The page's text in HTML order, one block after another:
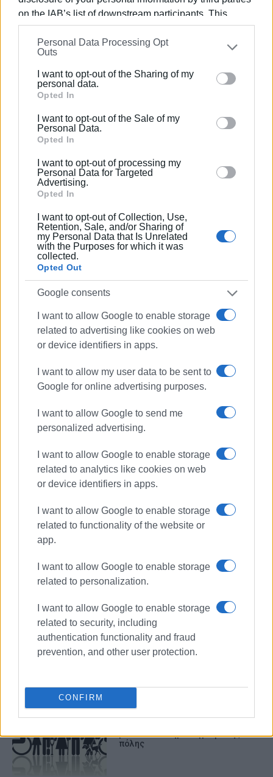
on the IAB’s list of downstream participants. This
information may also be disclosed by us to third parties
on theIAB’s List of Downstream Participants
that may
further disclose it to other third parties.
Please note that this website/app uses one or more
Google services and may gather and store information
behaviour. You may click to grant or deny consent to
Google and its third-party tags to use your data for
section.
Personal Data Processing Opt
Outs
I want to opt-out of the Sharing of my
personal data.
Opted In
I want to opt-out of the Sale of my
Personal Data.
Opted In
I want to opt-out of processing my
Personal Data for Targeted
Advertising.
Opted In
I want to opt-out of Collection, Use,
Retention, Sale, and/or Sharing of
my Personal Data that Is Unrelated
with the Purposes for which it was
collected.
Opted Out
Google consents
I want to allow Google to enable storage
related to advertising like cookies on web
or device identifiers in apps.
I want to allow my user data to be sent to
Google for online advertising purposes.
I want to allow Google to send me
personalized advertising.
I want to allow Google to enable storage
related to analytics like cookies on web
or device identifiers in apps.
I want to allow Google to enable storage
related to functionality of the website or
app.
I want to allow Google to enable storage
related to personalization.
I want to allow Google to enable storage
related to security, including
authentication functionality and fraud
prevention, and other user protection.
CONFIRM
Ακολουθήστε το enimerosi στο
Συνδρομητές στο e-paper
ΜΠΙΑΓΚΗΣ
ΣΧΕΤΙΚA AΡΘΡΑ
Υπουργικά ταξιδάκια αναψυχής
μοναδικό κινηματογράφο της
πόλης